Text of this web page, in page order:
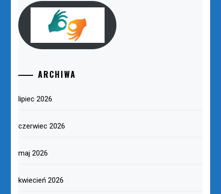
ARCHIWA
lipiec 2026
czerwiec 2026
maj 2026
kwiecień 2026